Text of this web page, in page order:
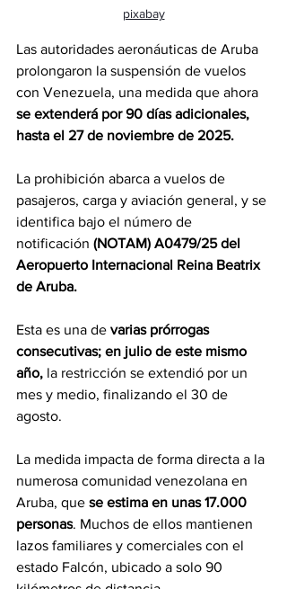
pixabay
Las autoridades aeronáuticas de Aruba
prolongaron la suspensión de vuelos
con Venezuela, una medida que ahora
se extenderá por 90 días adicionales,
hasta el 27 de noviembre de 2025.
La prohibición abarca a vuelos de
pasajeros, carga y aviación general, y se
identifica bajo el número de
notificación (NOTAM) A0479/25 del
Aeropuerto Internacional Reina Beatrix
de Aruba.
Esta es una de varias prórrogas
consecutivas; en julio de este mismo
año, la restricción se extendió por un
mes y medio, finalizando el 30 de
agosto.
La medida impacta de forma directa a la
numerosa comunidad venezolana en
Aruba, que se estima en unas 17.000
personas. Muchos de ellos mantienen
lazos familiares y comerciales con el
estado Falcón, ubicado a solo 90